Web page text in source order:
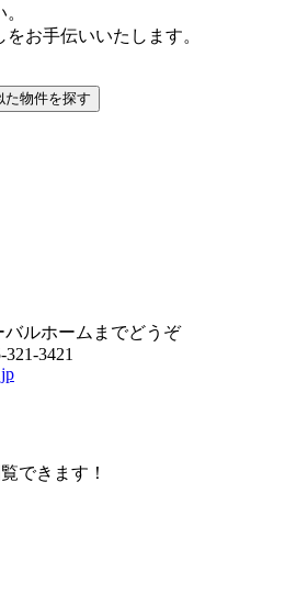
お手伝いいたします。
バルホームまでどうぞ
321-3421
できます！